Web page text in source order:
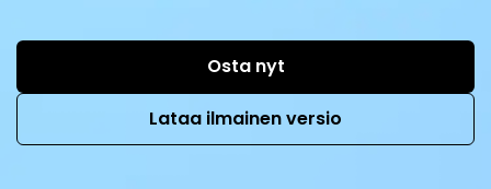
Osta nyt
Lataa ilmainen versio